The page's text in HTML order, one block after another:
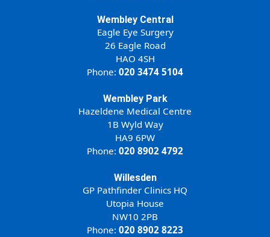
Wembley Central
Eagle Eye Surgery
26 Eagle Road
HAO 4SH
Phone: 020 3474 5104
Wembley Park
Hazeldene Medical Centre
1B Wyld Way
HA9 6PW
Phone: 020 8902 4792
Willesden
GP Pathfinder Clinics HQ
Utopia House
NW10 2PB
Phone: 020 8902 8223